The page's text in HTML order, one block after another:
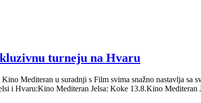
turneju na Hvaru
Mediteran u suradnji s Film svima snažno nastavlja
i Hvaru:Kino Mediteran Jelsa: Koke 13.8.Kino